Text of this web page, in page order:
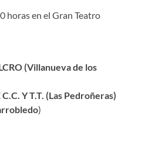
horas en el Gran Teatro
(Villanueva de los
Y T.T. (Las Pedroñeras)
)